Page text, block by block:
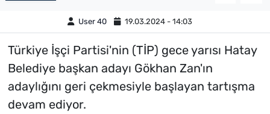
User 40 19.03.2024 - 14:03
Türkiye İşçi Partisi'nin (TİP) gece yarısı Hatay
Belediye başkan adayı Gökhan Zan'ın
adaylığını geri çekmesiyle başlayan tartışma
devam ediyor.